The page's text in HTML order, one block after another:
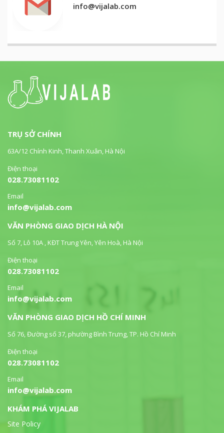
info@vijalab.com
TRỤ SỞ CHÍNH
63A/12 Chính Kinh, Thanh Xuân, Hà Nội
Điện thoại
028.73081102
Email
info@vijalab.com
VĂN PHÒNG GIAO DỊCH HÀ NỘI
Số 7, Lô 10A , KĐT Trung Yên, Yên Hoà, Hà Nội
Điện thoại
028.73081102
Email
info@vijalab.com
VĂN PHÒNG GIAO DỊCH HỒ CHÍ MINH
Số 76, Đường số 37, phường Bình Trưng, TP. Hồ Chí Minh
Điện thoại
028.73081102
Email
info@vijalab.com
KHÁM PHÁ VIJALAB
Site Policy